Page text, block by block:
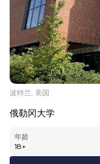
波特兰, 美国
俄勒冈大学
年龄
18+